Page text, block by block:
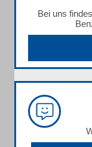
Bei uns